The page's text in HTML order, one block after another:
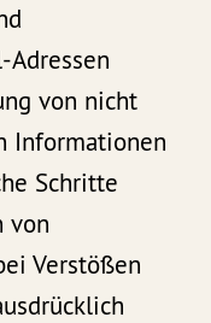
von nicht
Informationen
Schritte
von
Verstößen